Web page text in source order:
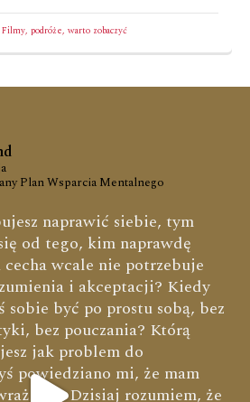
Filmy, podróże, warto zobaczyć
Plan Wsparcia Mentalnego